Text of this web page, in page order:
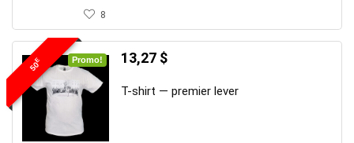
8
50E Promo!
Le
prix
initial
était :
13,27 $Le
actuel
est :
T-shirt — premier lever